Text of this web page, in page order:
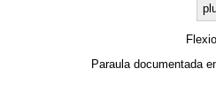
Paraula documentada